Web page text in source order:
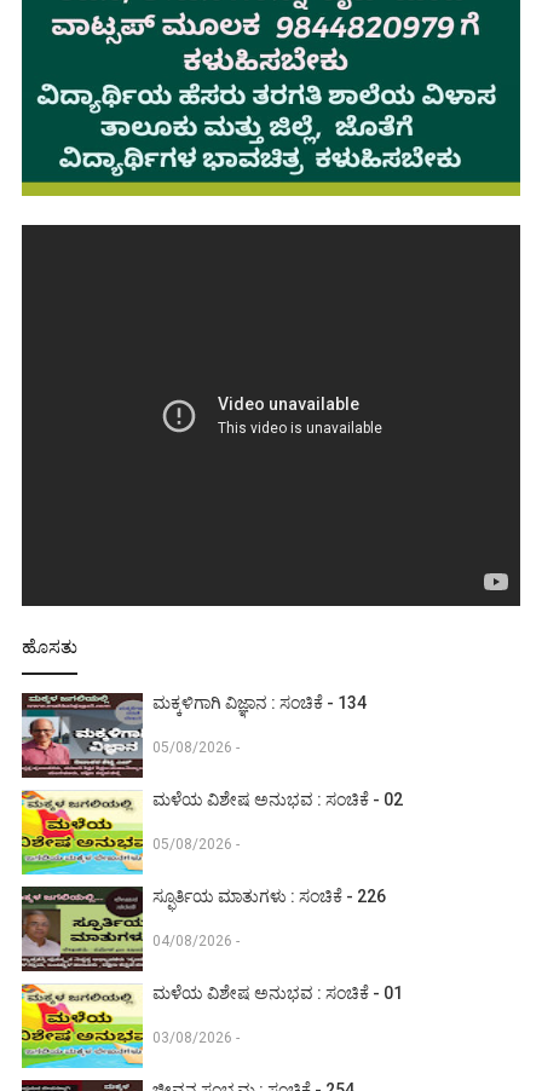
ಹೊಸತು
ಮಕ್ಕಳಿಗಾಗಿ ವಿಜ್ಞಾನ : ಸಂಚಿಕೆ - 134
05/08/2026 -
ಮಳೆಯ ವಿಶೇಷ ಅನುಭವ : ಸಂಚಿಕೆ - 02
05/08/2026 -
ಸ್ಫೂರ್ತಿಯ ಮಾತುಗಳು : ಸಂಚಿಕೆ - 226
04/08/2026 -
ಮಳೆಯ ವಿಶೇಷ ಅನುಭವ : ಸಂಚಿಕೆ - 01
03/08/2026 -